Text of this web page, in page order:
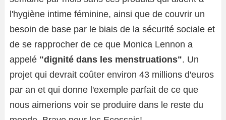
l'hygiène intime féminine, ainsi que de couvrir un
besoin de base par le biais de la sécurité sociale et
de se rapprocher de ce que Monica Lennon a
appelé "dignité dans les menstruations". Un
projet qui devrait coûter environ 43 millions d'euros
par an et qui donne l'exemple parfait de ce que
nous aimerions voir se produire dans le reste du